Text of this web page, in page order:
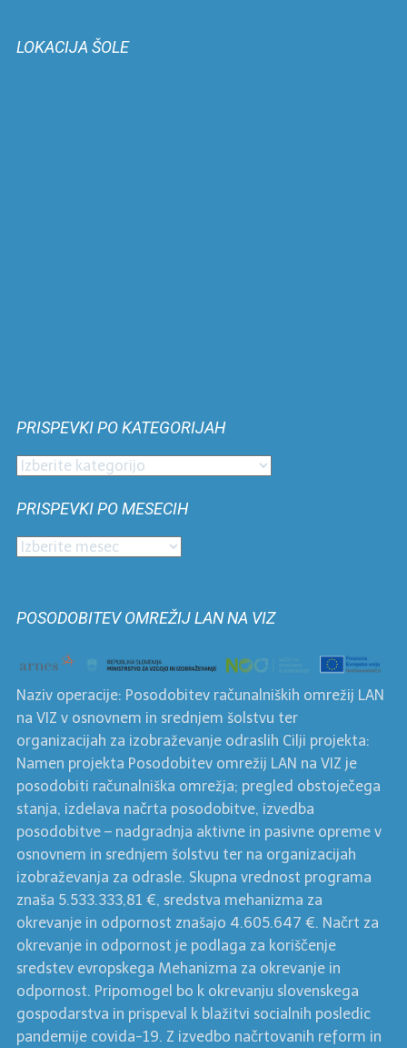
LOKACIJA ŠOLE
PRISPEVKI PO KATEGORIJAH
Prispevki
kategorijah
PRISPEVKI PO MESECIH
Prispevki
POSODOBITEV OMREŽIJ LAN NA VIZ
Naziv operacije: Posodobitev računalniških omrežij LAN
na VIZ v osnovnem in srednjem šolstvu ter
organizacijah za izobraževanje odraslih Cilji projekta:
Namen projekta Posodobitev omrežij LAN na VIZ je
posodobiti računalniška omrežja; pregled obstoječega
stanja, izdelava načrta posodobitve, izvedba
posodobitve – nadgradnja aktivne in pasivne opreme v
osnovnem in srednjem šolstvu ter na organizacijah
izobraževanja za odrasle. Skupna vrednost programa
znaša 5.533.333,81 €, sredstva mehanizma za
okrevanje in odpornost znašajo 4.605.647 €. Načrt za
okrevanje in odpornost je podlaga za koriščenje
sredstev evropskega Mehanizma za okrevanje in
odpornost. Pripomogel bo k okrevanju slovenskega
gospodarstva in prispeval k blažitvi socialnih posledic
pandemije covida-19. Z izvedbo načrtovanih reform in